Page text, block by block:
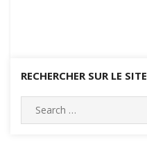
RECHERCHER SUR LE SITE
Search
for: